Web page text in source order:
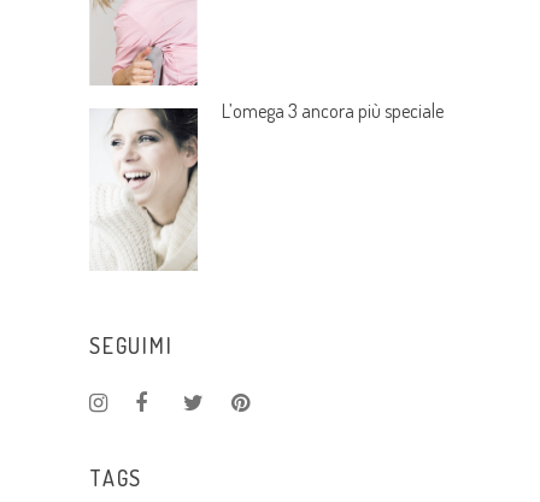
L’omega 3 ancora più speciale
SEGUIMI
TAGS